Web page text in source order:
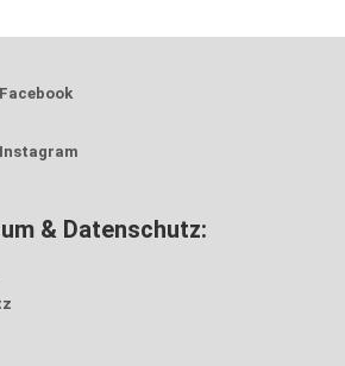
Facebook
Instagram
& Datenschutz: